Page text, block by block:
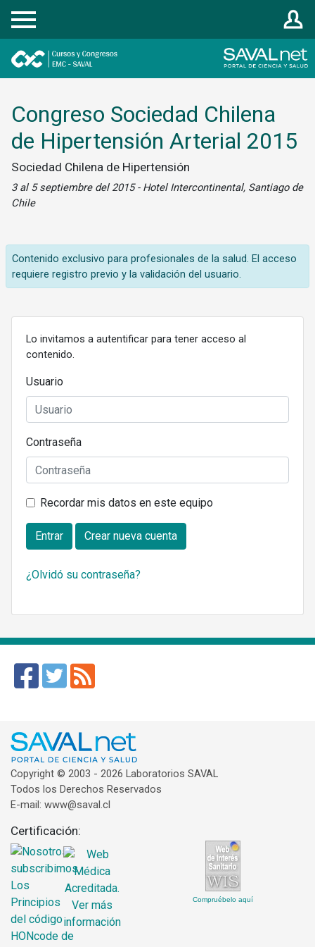
Registrarse
Congreso Sociedad Chilena
de Hipertensión Arterial 2015
Sociedad Chilena de Hipertensión
3 al 5 septiembre del 2015 - Hotel Intercontinental, Santiago de
Chile
Contenido exclusivo para profesionales de la salud. El acceso
requiere registro previo y la validación del usuario.
Lo invitamos a autentificar para tener acceso al
contenido.
Usuario
Contraseña
Recordar mis datos en este equipo
Entrar Crear nueva cuenta
¿Olvidó su contraseña?
Copyright © 2003 - 2026 Laboratorios SAVAL
Todos los Derechos Reservados
E-mail: www@saval.cl
Certificación:
Compruébelo aquí